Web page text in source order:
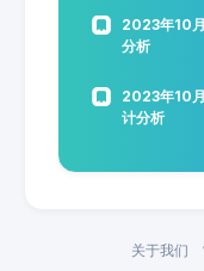
2023年10
分析
2023年10
计分析
关于我们